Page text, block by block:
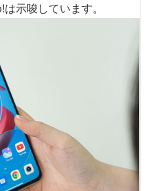
示唆しています。